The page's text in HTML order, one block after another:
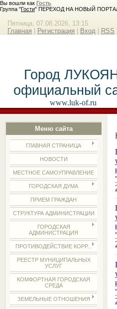
Вы вошли как Гость
Группа "Гости" ПЕРЕХОД НА НОВЫЙ ПОРТАЛ
Пятница, 07.08.2026, 13:15
Главная
Регистрация Вход RSS
Город
официальный
www.luk-of.ru
Меню сайта
ГЛАВНАЯ СТРАНИЦА
НОВОСТИ
МЕСТНОЕ САМОУПРАВЛЕНИЕ
ГОРОДСКАЯ ДУМА
ПРИЕМ ГРАЖДАН
СТРУКТУРА АДМИНИСТРАЦИИ
ГОРОДСКАЯ
АДМИНИСТРАЦИЯ
ПРОТИВОДЕЙСТВИЕ КОРР...
РЕЕСТР МУНИЦИПАЛЬНЫХ
УСЛУГ
КОМФОРТНАЯ ГОРОДСКАЯ
СРЕДА
ЗЕМЕЛЬНЫЕ ОТНОШЕНИЯ